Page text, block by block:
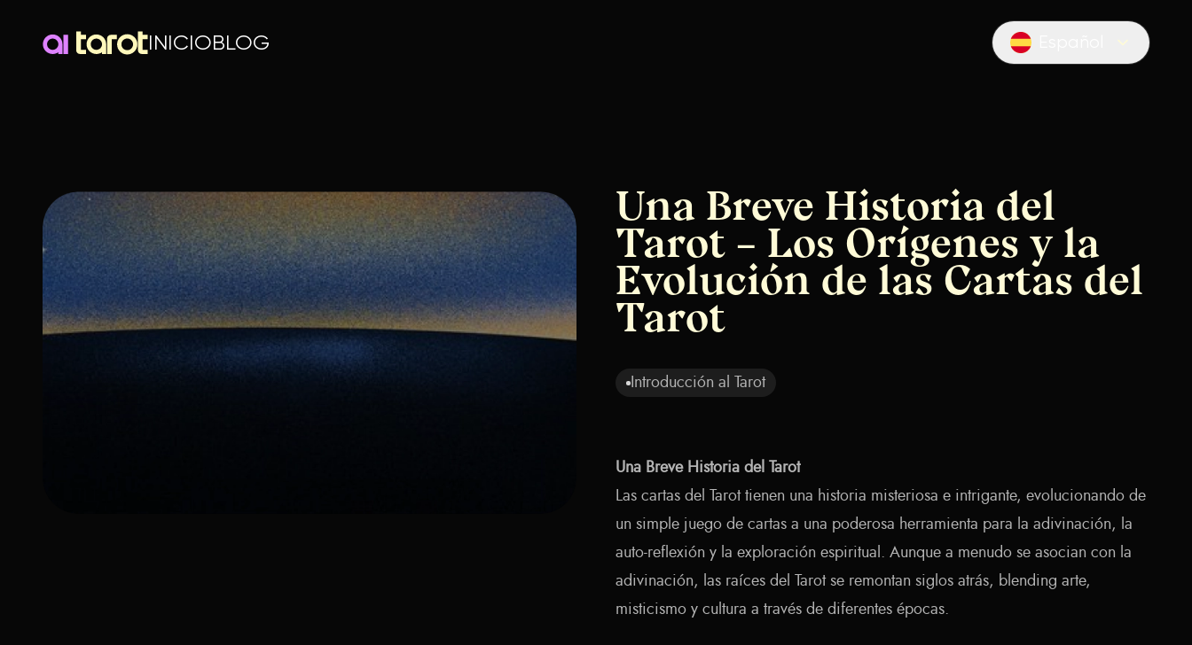
INICIOBLOG Locale switcher
Una Breve Historia del
Tarot – Los Orígenes y la
Evolución de las Cartas del
Tarot
Introducción al Tarot
Una Breve Historia del Tarot
Las cartas del Tarot tienen una historia misteriosa e intrigante, evolucionando de
un simple juego de cartas a una poderosa herramienta para la adivinación, la
auto-reflexión y la exploración espiritual. Aunque a menudo se asocian con la
adivinación, las raíces del Tarot se remontan siglos atrás, blending arte,
misticismo y cultura a través de diferentes épocas.